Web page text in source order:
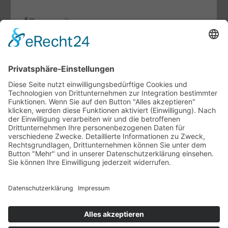
Öffnungszeiten
Mo. bis Fr.:
07.30 - 12.00 Uhr
Sa:
Fachthemen
Indoor-Living meets Outdoor-Living
Terrassendächer von Brustor
Lamellendächer von Warema
Unternehmen
Ausstellung